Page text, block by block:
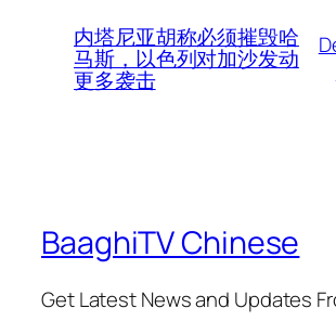
内塔尼亚胡称必须摧毁哈
马斯，以色列对加沙发动
更多袭击
BaaghiTV Chinese
Get Latest News and Updates